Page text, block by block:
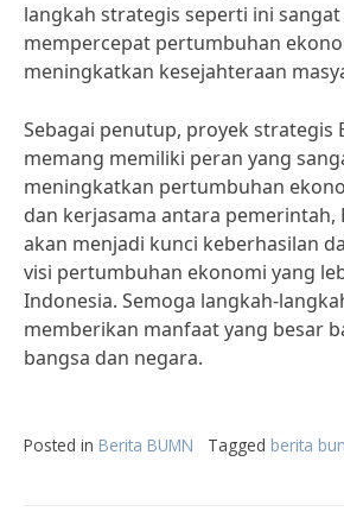
langkah strategis seperti ini
mempercepat pertumbuhan
meningkatkan kesejahteraan
Sebagai penutup, proyek strategis
memang memiliki peran yang
meningkatkan pertumbuhan
dan kerjasama antara pemerintah,
akan menjadi kunci keberhasilan
visi pertumbuhan ekonomi yang
Indonesia. Semoga langkah-
memberikan manfaat yang besar
bangsa dan negara.
Posted in Berita BUMN Tagged berita